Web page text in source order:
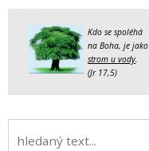
Kdo se spoléhá
na Boha, je jako
strom u vody
(Jr 17,5)